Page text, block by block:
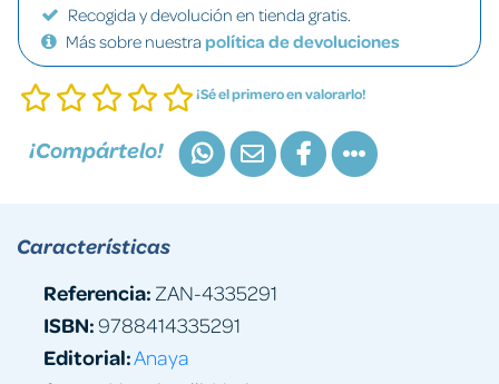
Recogida y devolución en tienda gratis.
Más sobre nuestra política de devoluciones
¡Sé el primero en valorarlo!
¡Compártelo!
Características
Referencia: ZAN-4335291
ISBN:9788414335291
Editorial:Anaya